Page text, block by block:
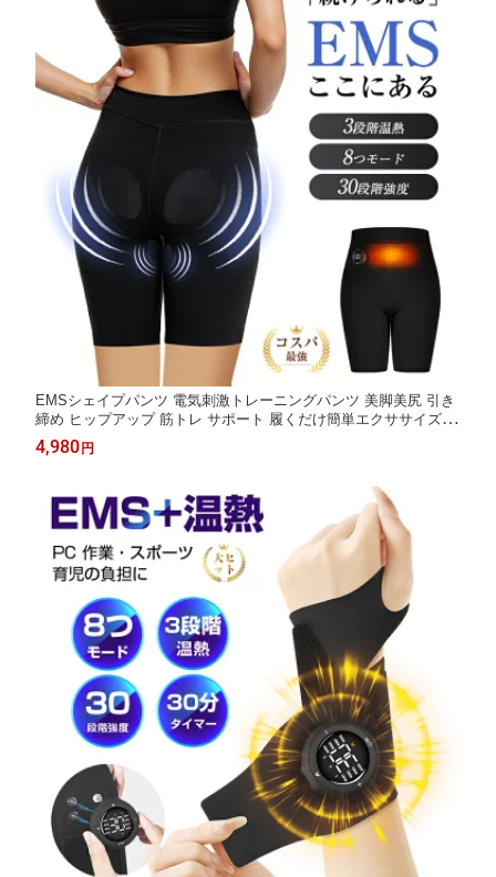
EMSシェイプパンツ 電気刺激トレーニングパンツ 美脚美尻 引き
締め ヒップアップ 筋トレ サポート 履くだけ簡単エクササイズ 多
モード調整 強度レベル調節 充電式 自宅フィットネス ダイエット
サポート 燃焼サポート スリムケア 男女兼用 ボディメイク 健康サ
4,980円